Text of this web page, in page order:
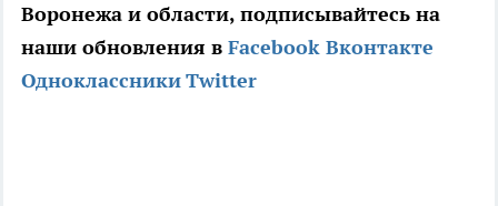
Воронежа и области, подписывайтесь на
наши обновления в Facebook Вконтакте
ОдноклассникиTwitter